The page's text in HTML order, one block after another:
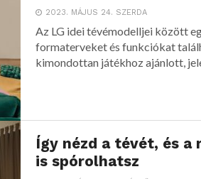
2023. MÁJUS 24. SZERDA
Az LG idei tévémodelljei között
formaterveket és funkciókat
kimondottan játékhoz ajánlott,
Így nézd a tévét, és a
is spórolhatsz